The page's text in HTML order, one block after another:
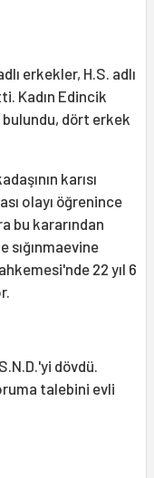
erkekler, H.S. adlı
Kadın Edincik
dört erkek
karısı
olayı öğrenince
bu kararından
sığınmaevine
22 yıl 6
dövdü.
talebini evli